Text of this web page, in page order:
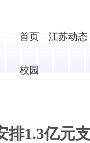
首页 江苏动态
校园
排1.3亿元